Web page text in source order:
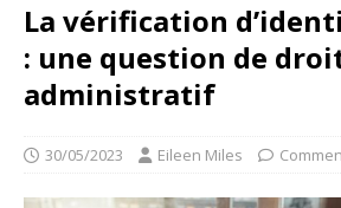
La vérification
: une question de
administratif
30/05/2023 Eileen Miles